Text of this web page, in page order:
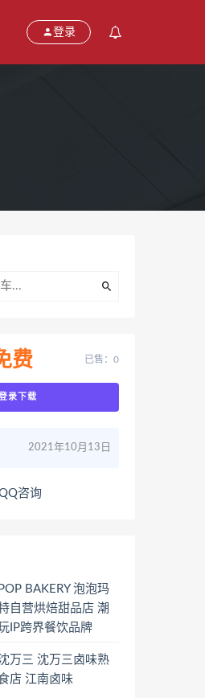
登录
费 已售：0
录下载
2021年10月13日
咨询
POP BAKERY 泡泡玛
自营烘焙甜品店 潮
IP跨界餐饮品牌
万三 沈万三卤味熟
店 江南卤味